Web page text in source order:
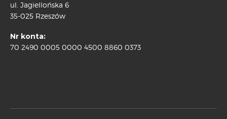
ul. Jagiellońska 6
35-025 Rzeszów
Nr konta:
70 2490 0005 0000 4500 8860 0373